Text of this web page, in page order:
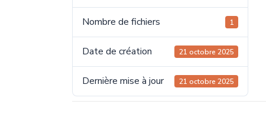
Nombre de fichiers 1
Date de création 21 octobre 2025
Dernière mise à jour 21 octobre 2025